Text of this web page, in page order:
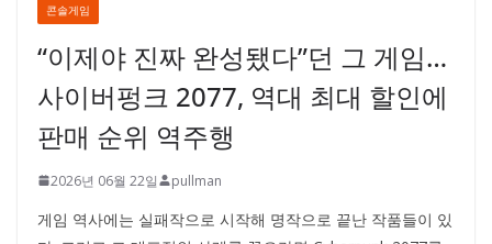
콘솔게임
“이제야 진짜 완성됐다”던 그 게임…
사이버펑크 2077, 역대 최대 할인에
판매 순위 역주행
2026년 06월 22일 pullman
게임 역사에는 실패작으로 시작해 명작으로 끝난 작품들이 있